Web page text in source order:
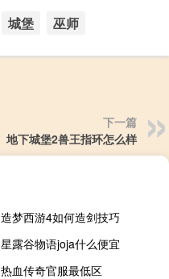
城堡 巫师
下一篇
地下城堡2兽王指环怎么样
造梦西游4如何造剑技巧
星露谷物语joja什么便宜
热血传奇官服最低区